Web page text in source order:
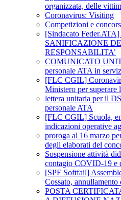
organizzata, delle
Coronavirus: Visiting
Competizioni e
[Sindacato
SANIFICAZIONE
RESPONSABILITA’
COMUNICATO
personale ATA in
[FLC CGIL]
Ministero per superare
lettera unitaria per il
personale ATA
[FLC CGIL] Scuola,
indicazioni operative
proroga al 16 marzo
degli elaborati del
Sospensione attività
contagio COVID-19 e
[SPF Softfail]
Cossato, annullamento
POSTA